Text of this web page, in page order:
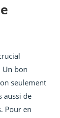
Un bon
seulement
aussi de
Pour en